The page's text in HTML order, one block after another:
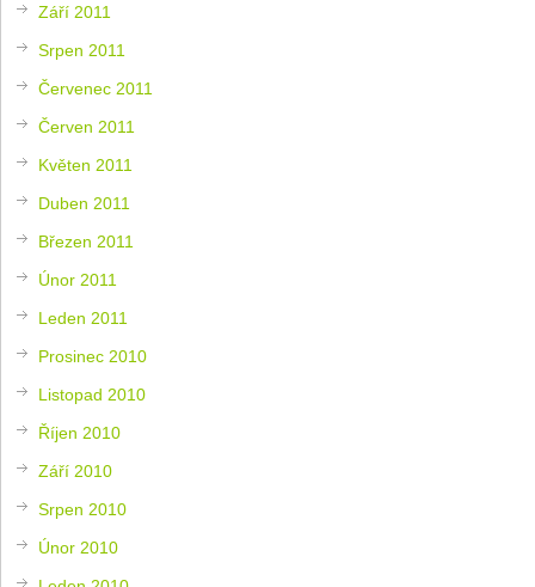
Září 2011
Srpen 2011
Červenec 2011
Červen 2011
Květen 2011
Duben 2011
Březen 2011
Únor 2011
Leden 2011
Prosinec 2010
Listopad 2010
Říjen 2010
Září 2010
Srpen 2010
Únor 2010